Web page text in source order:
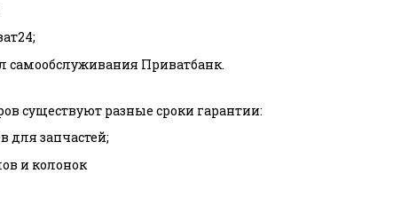
самообслуживания Приватбанк.
существуют разные сроки гарантии:
для запчастей;
и колонок